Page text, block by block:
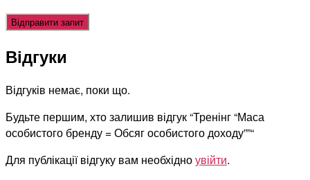
Оставьте
это
пустым.
Відгуки
Відгуків немає, поки що.
Будьте першим, хто залишив відгук “Тренінг “Маса
особистого бренду = Обсяг особистого доходу””“
Для публікації відгуку вам необхідноувійти.